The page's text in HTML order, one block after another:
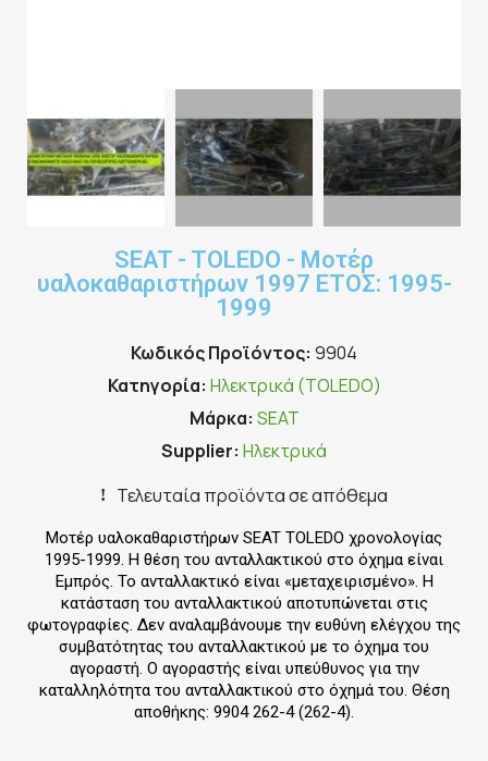
SEAT - TOLEDO - Μοτέρ
υαλοκαθαριστήρων 1997 ΕΤΟΣ: 1995-
1999
Κωδικός Προϊόντος 9904
Κατηγορία Ηλεκτρικά (TOLEDO)
Μάρκα SEAT
Supplier Ηλεκτρικά
Τελευταία προϊόντα σε απόθεμα
Μοτέρ υαλοκαθαριστήρων SEAT TOLEDO χρονολογίας
1995-1999. Η θέση του ανταλλακτικού στο όχημα είναι
Εμπρός. Το ανταλλακτικό είναι «μεταχειρισμένο». Η
κατάσταση του ανταλλακτικού αποτυπώνεται στις
φωτογραφίες. Δεν αναλαμβάνουμε την ευθύνη ελέγχου της
συμβατότητας του ανταλλακτικού με το όχημα του
αγοραστή. Ο αγοραστής είναι υπεύθυνος για την
καταλληλότητα του ανταλλακτικού στο όχημά του. Θέση
αποθήκης: 9904 262-4 (262-4).